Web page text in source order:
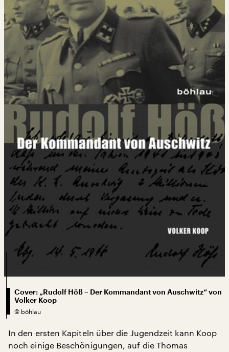
Cover: „Rudolf Höß – Der Kommandant von Auschwitz“ von
Volker Koop
© böhlau
In den ersten Kapiteln über die Jugendzeit kann Koop
noch einige Beschönigungen, auf die Thomas